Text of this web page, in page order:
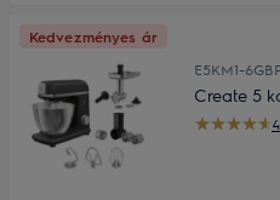
Kedvezményes ár
E5KM1-
Create 5